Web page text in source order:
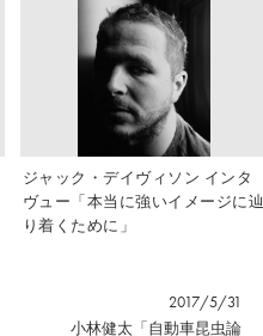
ジャック・デイヴィソン インタ
ヴュー「本当に強いイメージに辿
り着くために」
2017/5/31
小林健太「自動車昆虫論